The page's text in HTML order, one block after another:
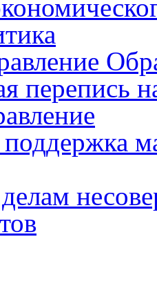
перепись